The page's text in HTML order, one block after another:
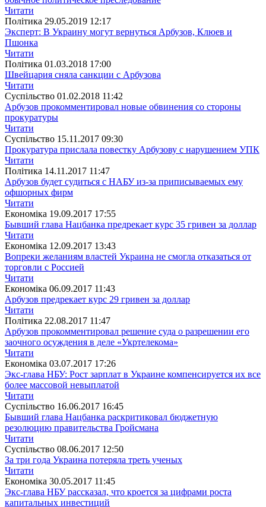
Читати
Полiтика 29.05.2019 12:17
Эксперт: В Украину могут вернуться Арбузов, Клюев и
Пшонка
Читати
Полiтика 01.03.2018 17:00
Швейцария сняла санкции с Арбузова
Читати
Суспiльство 01.02.2018 11:42
Арбузов прокомментировал новые обвинения со стороны
прокуратуры
Читати
Суспiльство 15.11.2017 09:30
Прокуратура прислала повестку Арбузову с нарушением УПК
Читати
Полiтика 14.11.2017 11:47
Арбузов будет судиться с НАБУ из-за приписываемых ему
офшорных фирм
Читати
Економіка 19.09.2017 17:55
Бывший глава Нацбанка предрекает курс 35 гривен за доллар
Читати
Економіка 12.09.2017 13:43
Вопреки желаниям властей Украина не смогла отказаться от
торговли с Россией
Читати
Економіка 06.09.2017 11:43
Арбузов предрекает курс 29 гривен за доллар
Читати
Полiтика 22.08.2017 11:47
Арбузов прокомментировал решение суда о разрешении его
заочного осуждения в деле «Укртелекома»
Читати
Економіка 03.07.2017 17:26
Экс-глава НБУ: Рост зарплат в Украине компенсируется их все
более массовой невыплатой
Читати
Суспiльство 16.06.2017 16:45
Бывший глава Нацбанка раскритиковал бюджетную
резолюцию правительства Гройсмана
Читати
Суспiльство 08.06.2017 12:50
За три года Украина потеряла треть ученых
Читати
Економіка 30.05.2017 11:45
Экс-глава НБУ рассказал, что кроется за цифрами роста
капитальных инвестиций